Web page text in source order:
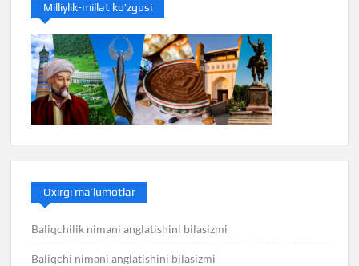
Milliylik-millat ko’zgusi
Oxirgi ma’lumotlar
Baliqchilik nimani anglatishini bilasizmi
Baliqchi nimani anglatishini bilasizmi